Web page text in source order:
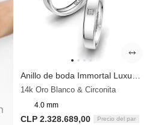
14k Oro Blanco & Circonita
4.0 mm
CLP 2.328.689,00 Precio del par